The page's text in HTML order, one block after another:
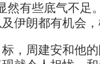
然有些底气不足
伊朗都有机会
周建安和他的